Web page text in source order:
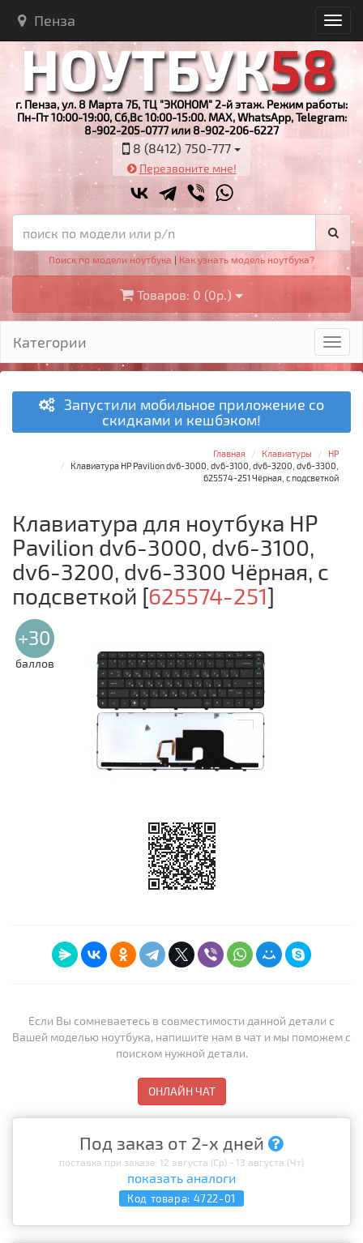
Пенза
г. Пенза, ул. 8 Марта 7Б, ТЦ "ЭКОНОМ" 2-й этаж. Режим работы:
Пн-Пт 10:00-19:00, Сб,Вс 10:00-15:00. MAX, WhatsApp, Telegram:
8-902-205-0777 или 8-902-206-6227
8 (8412) 750-777
Перезвоните мне!
Поиск по модели ноутбука | Как узнать модель ноутбука?
Товаров: 0 (0р.)
Категории
Запустили мобильное приложение со
скидками и кешбэком!
Главная Клавиатуры
HP
Клавиатура HP Pavilion dv6-3000, dv6-3100, dv6-3200, dv6-3300,
625574-251 Чёрная, с подсветкой
Клавиатура для ноутбука HP
Pavilion dv6-3000, dv6-3100,
dv6-3200, dv6-3300 Чёрная, с
подсветкой [625574-251]
+30
баллов
Если Вы сомневаетесь в совместимости данной детали с
Вашей моделью ноутбука, напишите нам в чат и мы поможем с
поиском нужной детали.
ОНЛАЙН ЧАТ
Под заказ от 2-х дней
поставка при заказе: 12 августа (Ср) - 13 августа (Чт)
показать аналоги
Код товара: 4722-01